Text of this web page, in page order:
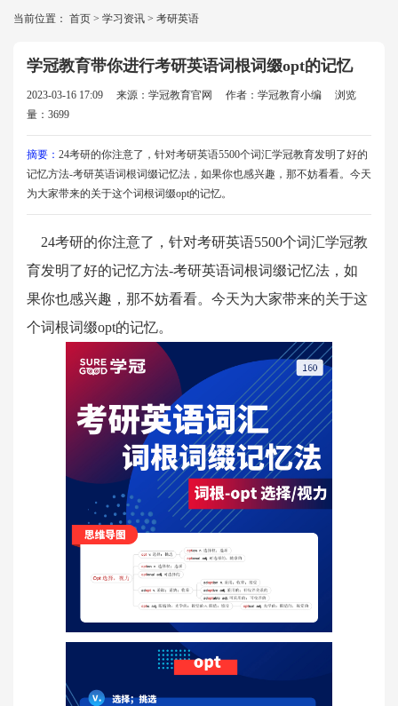
当前位置： 首页 > 学习资讯 > 考研英语
学冠教育带你进行考研英语词根词缀opt的记忆
2023-03-16 17:09 来源：学冠教育官网 作者：学冠教育小编
浏览
量：3699
摘要： 24考研的你注意了，针对考研英语5500个词汇学冠教育发明了好的
记忆方法-考研英语词根词缀记忆法，如果你也感兴趣，那不妨看看。今天
为大家带来的关于这个词根词缀opt的记忆。
24考研的你注意了，针对考研英语5500个词汇学冠教
育发明了好的记忆方法-考研英语词根词缀记忆法，如
果你也感兴趣，那不妨看看。今天为大家带来的关于这
个词根词缀opt的记忆。